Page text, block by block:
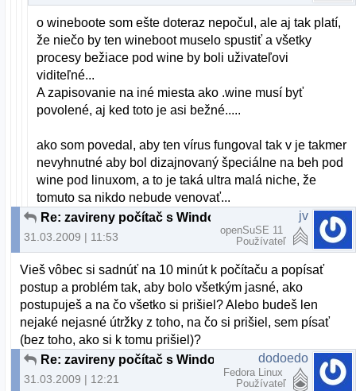
o wineboote som ešte doteraz nepočul, ale aj tak platí,
že niečo by ten wineboot muselo spustiť a všetky
procesy bežiace pod wine by boli uživateľovi
viditeľné...
A zapisovanie na iné miesta ako .wine musí byť
povolené, aj ked toto je asi bežné.....
ako som povedal, aby ten vírus fungoval tak v je takmer
nevyhnutné aby bol dizajnovaný špeciálne na beh pod
wine pod linuxom, a to je taká ultra malá niche, že
tomuto sa nikdo nebude venovať...
31.03.2009 | 11:53
jv
openSuSE 11
Používateľ
Vieš vôbec si sadnúť na 10 minút k počítaču a popísať
postup a problém tak, aby bolo všetkým jasné, ako
postupuješ a na čo všetko si prišiel? Alebo budeš len
nejaké nejasné útržky z toho, na čo si prišiel, sem písať
(bez toho, ako si k tomu prišiel)?
31.03.2009 | 12:21
dodoedo
Fedora Linux
Používateľ